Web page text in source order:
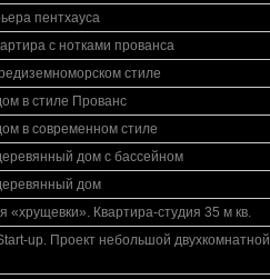
пентхауса
с нотками прованса
стиле
в стиле Прованс
в современном стиле
дом с бассейном
дом
«хрущевки». Квартира-студия 35 м кв.
up. Проект небольшой двухкомнатной